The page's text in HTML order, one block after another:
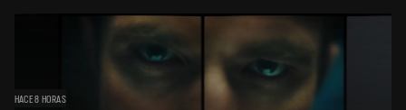
HACE 8 HORAS